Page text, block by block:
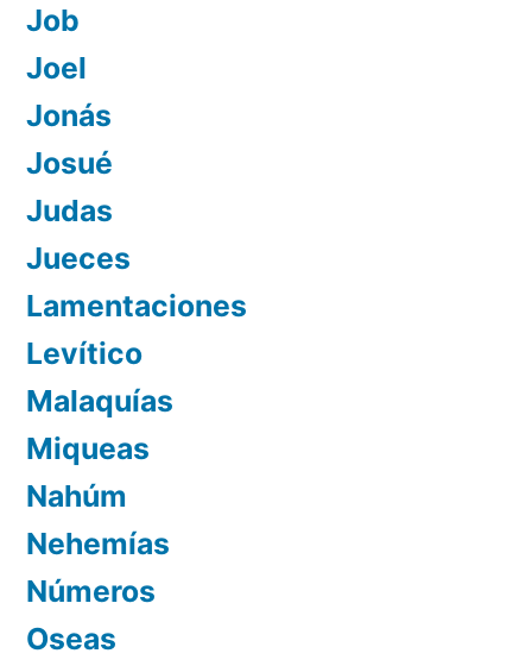
Job
Joel
Jonás
Josué
Judas
Jueces
Lamentaciones
Levítico
Malaquías
Miqueas
Nahúm
Nehemías
Números
Oseas